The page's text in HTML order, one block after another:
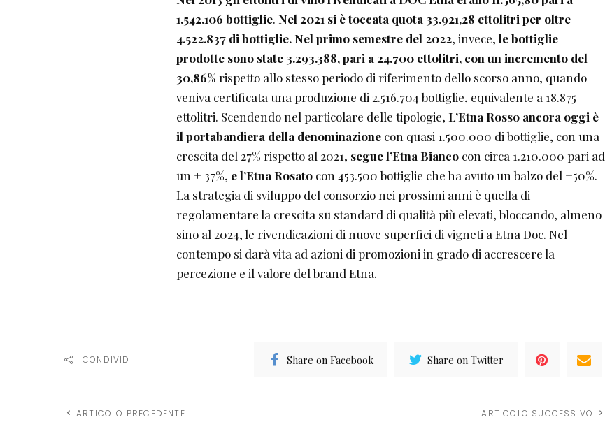
1.542.106 bottiglie. Nel 2021 si è toccata quota 33.921,28 ettolitri per oltre
4.522.837 di bottiglie. Nel primo semestre del 2022, invece, le bottiglie
prodotte sono state 3.293.388, pari a 24.700 ettolitri, con un incremento del
30,86% rispetto allo stesso periodo di riferimento dello scorso anno, quando
veniva certificata una produzione di 2.516.704 bottiglie, equivalente a 18.875
ettolitri. Scendendo nel particolare delle tipologie, L’Etna Rosso ancora oggi è
il portabandiera della denominazione con quasi 1.500.000 di bottiglie, con una
crescita del 27% rispetto al 2021, segue l’Etna Bianco con circa 1.210.000 pari ad
un + 37%, e l’Etna Rosato con 453.500 bottiglie che ha avuto un balzo del +50%.
La strategia di sviluppo del consorzio nei prossimi anni è quella di
regolamentare la crescita su standard di qualità più elevati, bloccando, almeno
sino al 2024, le rivendicazioni di nuove superfici di vigneti a Etna Doc. Nel
contempo si darà vita ad azioni di promozioni in grado di accrescere la
percezione e il valore del brand Etna.
CONDIVIDI Share on Facebook Share on Twitter
ARTICOLO PRECEDENTE ARTICOLO SUCCESSIVO